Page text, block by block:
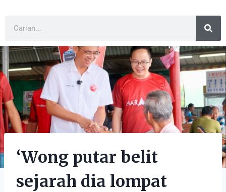
‘Wong putar belit
sejarah dia lompat